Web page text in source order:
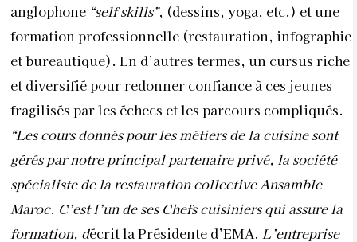
anglophone “self skills”, (dessins, yoga, etc.) et une
formation professionnelle (restauration, infographie
et bureautique). En d’autres termes, un cursus riche
et diversifié pour redonner confiance à ces jeunes
fragilisés par les échecs et les parcours compliqués.
“Les cours donnés pourles métiers de la cuisine sont
gérés par notre principal partenaire privé, la société
spécialiste de la restauration collective Ansamble
Maroc. C’est l’un de ses Chefs cuisiniers qui assure la
formation, décrit la Présidente d’EMA. L’entreprise